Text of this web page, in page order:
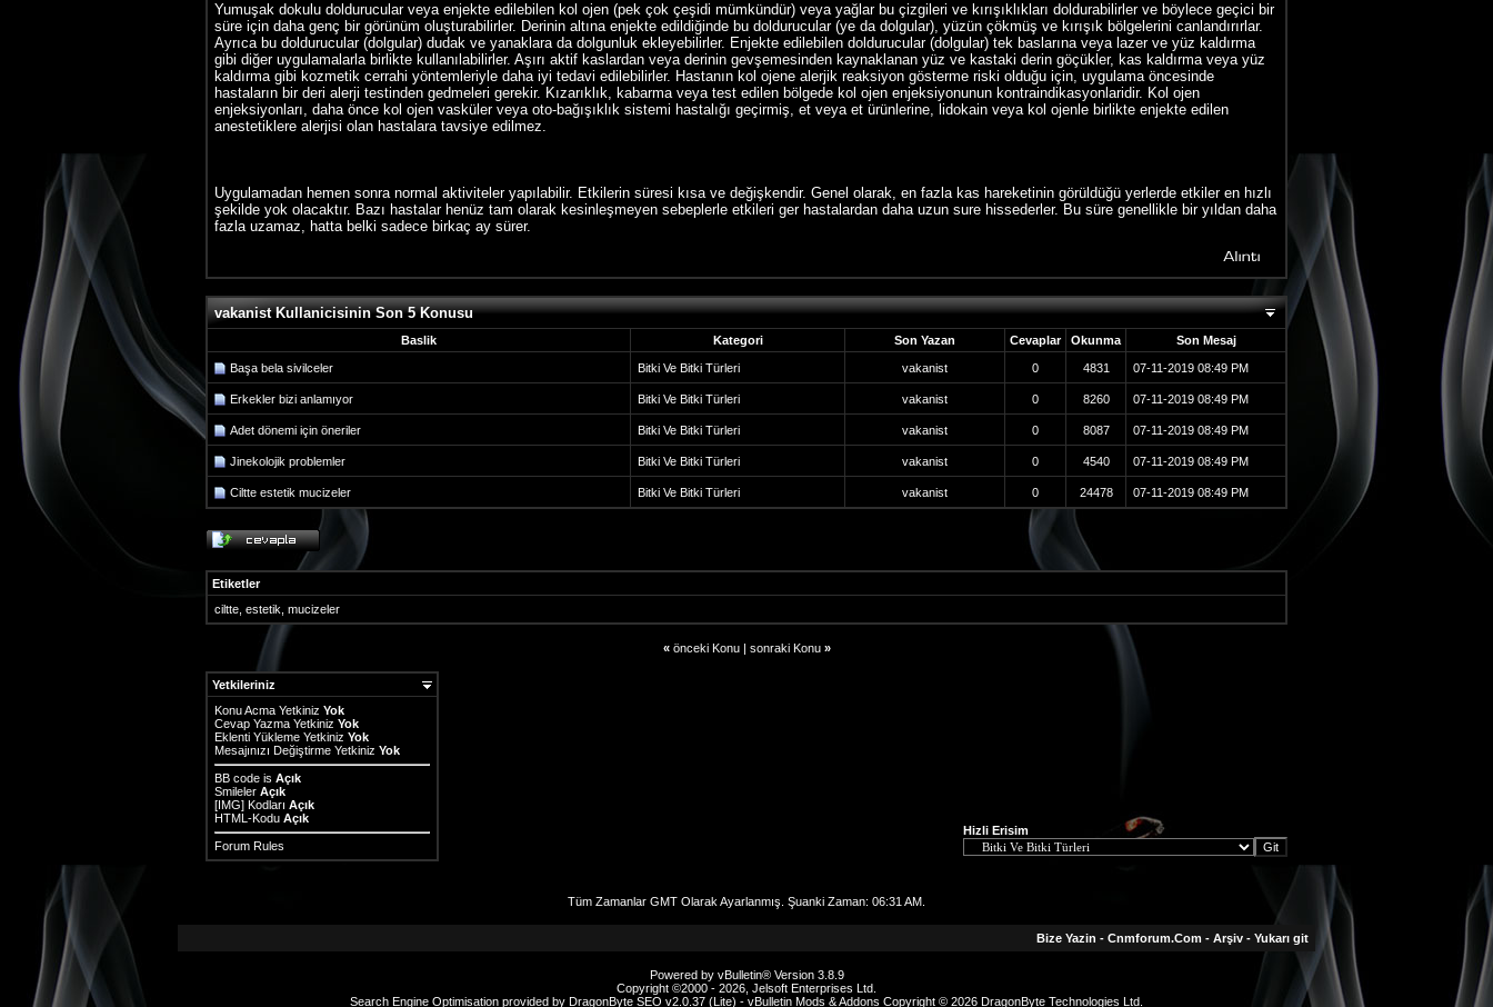
Yumuşak dokulu doldurucular veya enjekte edilebilen kol ojen (pek çok çeşidi mümkündür) veya yağlar bu çizgileri ve kırışıklıkları doldurabilirler ve böylece geçici bir
süre için daha genç bir görünüm oluşturabilirler. Derinin altına enjekte edildiğinde bu doldurucular (ye da dolgular), yüzün çökmüş ve kırışık bölgelerini canlandırırlar.
Ayrıca bu doldurucular (dolgular) dudak ve yanaklara da dolgunluk ekleyebilirler. Enjekte edilebilen doldurucular (dolgular) tek baslarına veya lazer ve yüz kaldırma
gibi diğer uygulamalarla birlikte kullanılabilirler. Aşırı aktif kaslardan veya derinin gevşemesinden kaynaklanan yüz ve kastaki derin göçükler, kas kaldırma veya yüz
kaldırma gibi kozmetik cerrahi yöntemleriyle daha iyi tedavi edilebilirler. Hastanın kol ojene alerjik reaksiyon gösterme riski olduğu için, uygulama öncesinde
hastaların bir deri alerji testinden gedmeleri gerekir. Kızarıklık, kabarma veya test edilen bölgede kol ojen enjeksiyonunun kontraindikasyonlaridir. Kol ojen
enjeksiyonları, daha önce kol ojen vasküler veya oto-bağışıklık sistemi hastalığı geçirmiş, et veya et ürünlerine, lidokain veya kol ojenle birlikte enjekte edilen
anestetiklere alerjisi olan hastalara tavsiye edilmez.
Uygulamadan hemen sonra normal aktiviteler yapılabilir. Etkilerin süresi kısa ve değişkendir. Genel olarak, en fazla kas hareketinin görüldüğü yerlerde etkiler en hızlı
şekilde yok olacaktır. Bazı hastalar henüz tam olarak kesinleşmeyen sebeplerle etkileri ger hastalardan daha uzun sure hissederler. Bu süre genellikle bir yıldan daha
fazla uzamaz, hatta belki sadece birkaç ay sürer.
vakanist Kullanicisinin Son 5 Konusu
Baslik Kategori Son Yazan Cevaplar Okunma Son Mesaj
Başa bela sivilceler Bitki Ve Bitki Türleri vakanist 0 4831 07-11-2019 08:49 PM
Erkekler bizi anlamıyor Bitki Ve Bitki Türleri vakanist 0 8260 07-11-2019 08:49 PM
Adet dönemi için öneriler Bitki Ve Bitki Türleri vakanist 0 8087 07-11-2019 08:49 PM
Jinekolojik problemler Bitki Ve Bitki Türleri vakanist 0 4540 07-11-2019 08:49 PM
Ciltte estetik mucizeler Bitki Ve Bitki Türleri vakanist 0 24478 07-11-2019 08:49 PM
Etiketler
ciltte estetik mucizeler
« önceki Konu| sonraki Konu »
Yetkileriniz
Konu Acma Yetkiniz Yok
Cevap Yazma Yetkiniz Yok
Eklenti Yükleme Yetkiniz Yok
Mesajınızı Değiştirme Yetkiniz Yok
BB code is Açık
Smileler Açık
[IMG] Kodları Açık
HTML-Kodu Açık
Forum Rules
Hizli Erisim
Tüm Zamanlar GMT Olarak Ayarlanmış. Şuanki Zaman: 06:31 AM
Bize Yazin - Cnmforum.Com - Arşiv - Yukarı git
Powered by vBulletin® Version 3.8.9
Copyright ©2000 - 2026, Jelsoft Enterprises Ltd.
Search Engine Optimisation provided by DragonByte SEO v2.0.37 (Lite) - vBulletin Mods & Addons Copyright © 2026 DragonByte Technologies Ltd.